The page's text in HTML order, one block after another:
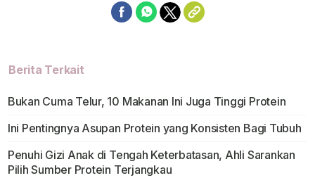
Berita Terkait
Bukan Cuma Telur, 10 Makanan Ini Juga Tinggi Protein
Ini Pentingnya Asupan Protein yang Konsisten Bagi Tubuh
Penuhi Gizi Anak di Tengah Keterbatasan, Ahli Sarankan
Pilih Sumber Protein Terjangkau